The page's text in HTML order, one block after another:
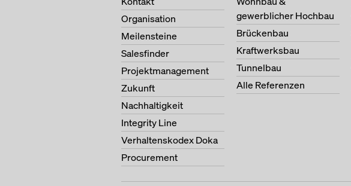
Organisation
Meilensteine
Salesfinder
Projektmanagement
Zukunft
Nachhaltigkeit
Integrity Line
Verhaltenskodex Doka
Procurement
gewerblicher Hochbau
Brückenbau
Kraftwerksbau
Tunnelbau
Alle Referenzen